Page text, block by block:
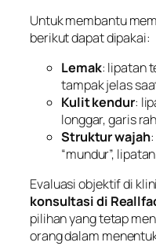
Untuk membantu
berikut dapat dipakai:
Lemak: lipatan
tampak jelas
Kulit kendur:
longgar, garis
Struktur wajah
“mundur”,
Evaluasi objektif di
konsultasi di
pilihan yang tetap
orang dalam